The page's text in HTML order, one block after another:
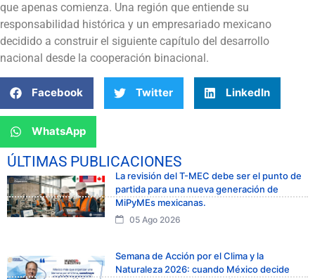
que apenas comienza. Una región que entiende su
responsabilidad histórica y un empresariado mexicano
decidido a construir el siguiente capítulo del desarrollo
nacional desde la cooperación binacional.
Facebook Twitter LinkedIn
WhatsApp
ÚLTIMAS PUBLICACIONES
La revisión del T-MEC debe ser el punto de
partida para una nueva generación de
MiPyMEs mexicanas.
05 Ago 2026
Semana de Acción por el Clima y la
Naturaleza 2026: cuando México decide